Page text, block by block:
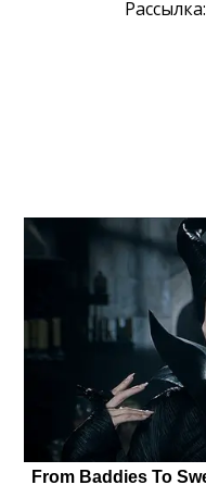
Рассылка: